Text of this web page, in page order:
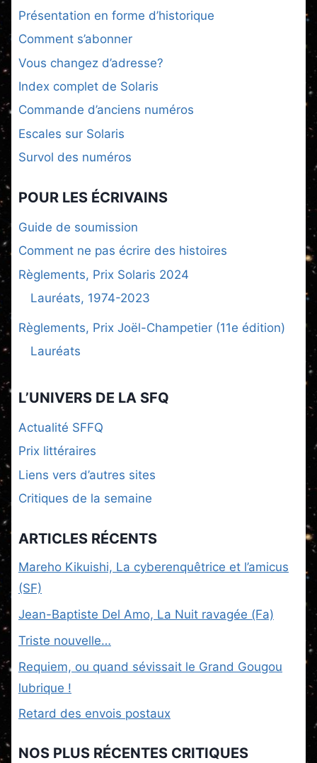
Présentation en forme d’historique
Comment s’abonner
Vous changez d’adresse?
Index complet de Solaris
Commande d’anciens numéros
Escales sur Solaris
Survol des numéros
POUR LES ÉCRIVAINS
Guide de soumission
Comment ne pas écrire des histoires
Règlements, Prix Solaris 2024
Lauréats, 1974-2023
Règlements, Prix Joël-Champetier (11e édition)
Lauréats
L’UNIVERS DE LA SFQ
Actualité SFFQ
Prix littéraires
Liens vers d’autres sites
Critiques de la semaine
ARTICLES RÉCENTS
Mareho Kikuishi, La cyberenquêtrice et l’amicus
(SF)
Jean-Baptiste Del Amo, La Nuit ravagée (Fa)
Triste nouvelle…
Requiem, ou quand sévissait le Grand Gougou
lubrique !
Retard des envois postaux
NOS PLUS RÉCENTES CRITIQUES